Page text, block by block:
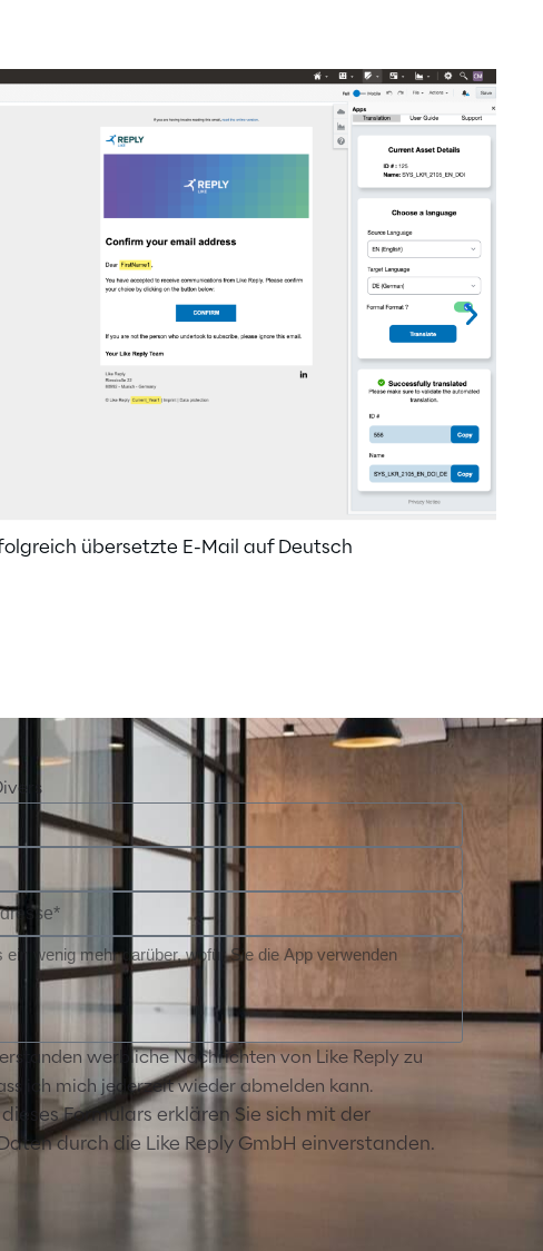
übersetzte E-Mail auf Deutsch
werbliche Nachrichten von Like Reply zu
ich mich jederzeit wieder abmelden kann.
Formulars erklären Sie sich mit der
durch die Like Reply GmbH einverstanden.